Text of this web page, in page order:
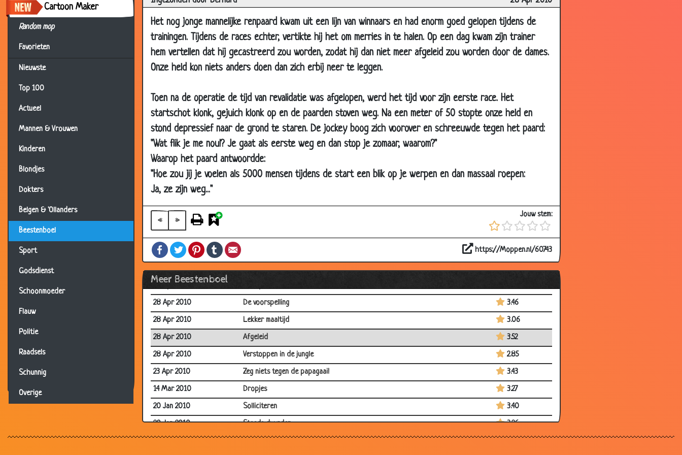
Cartoon Maker
Random mop
Favorieten
Nieuwste
Top 100
Actueel
Mannen & Vrouwen
Kinderen
Blondjes
Dokters
Belgen & 'Ollanders
Beestenboel
Sport
Godsdienst
Schoonmoeder
Flauw
Politie
Raadsels
Schunnig
Overige
Het nog jonge mannelijke renpaard kwam uit een lijn van winnaars en had enorm goed gelopen tijdens de
trainingen. Tijdens de races echter, vertikte hij het om merries in te halen. Op een dag kwam zijn trainer
hem vertellen dat hij gecastreerd zou worden, zodat hij dan niet meer afgeleid zou worden door de dames.
Onze held kon niets anders doen dan zich erbij neer te leggen.
Toen na de operatie de tijd van revalidatie was afgelopen, werd het tijd voor zijn eerste race. Het
startschot klonk, gejuich klonk op en de paarden stoven weg. Na een meter of 50 stopte onze held en
stond depressief naar de grond te staren. De jockey boog zich voorover en schreeuwde tegen het paard:
"Wat flik je me nou!? Je gaat als eerste weg en dan stop je zomaar, waarom?"
Waarop het paard antwoordde:
"Hoe zou jij je voelen als 5000 mensen tijdens de start een blik op je werpen en dan massaal roepen:
Ja, ze zijn weg..."
« »
Jouw stem:
FacebookTwitterPinterestTumblr https://Moppen.nl/60743
Meer Beestenboel
15 Sep 2012
Leren vliegen
3.46
20 Jul 2012
Heb jij het al gehoord?
2.59
10 Jul 2012
Muis en olifant
29 Jun 2012
Even langskomen
25 Jan 2012
Niet in dienst willen!
3.65
03 Oct 2011
Dromen
2.79
24 Feb 2011
Olifanten geheugen
2.49
11 Feb 2011
De gorilla
14 Jan 2011
Papagaai
06 Aug 2010
2.89
28 Jul 2010
29 Jun 2010
3.07
28 Apr 2010
Het moraal
3.26
28 Apr 2010
De voorspelling
3.46
28 Apr 2010
Lekker maaltijd
3.06
28 Apr 2010
Afgeleid
3.52
28 Apr 2010
Verstoppen in de jungle
2.85
23 Apr 2010
Zeg niets tegen de papagaai!
3.43
14 Mar 2010
Dropjes
3.27
20 Jan 2010
Solliciteren
3.40
20 Jan 2010
Steeds duurder
3.26